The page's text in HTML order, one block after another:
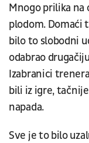
Mnogo prilika na
plodom. Domaći
bilo to slobodni
odabrao
Izabranici
bili iz igre,
napada.
Sve je to bilo